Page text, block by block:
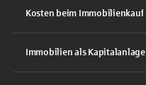
Kosten beim Immobilienkauf
Immobilien als Kapitalanlage